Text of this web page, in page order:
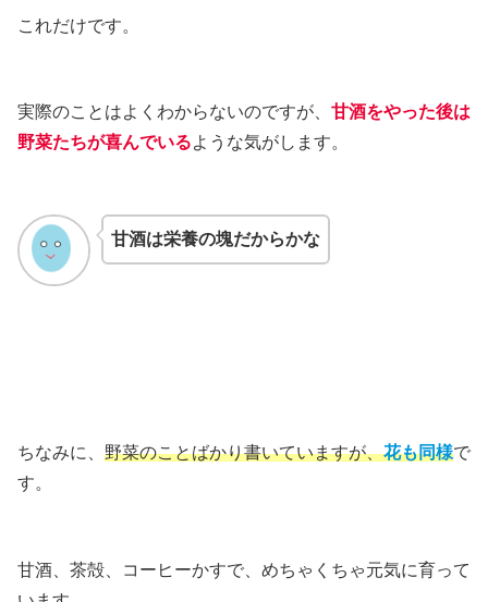
これだけです。
実際のことはよくわからないのですが、 甘酒をやった後は
野菜たちが喜んでいるような気がします。
甘酒は栄養の塊だからかな
ちなみに、 野菜のことばかり書いていますが、花も同様で
す。
甘酒、茶殻、コーヒーかすで、めちゃくちゃ元気に育って